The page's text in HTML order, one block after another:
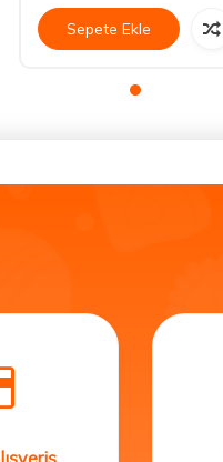
Sepete Ekle